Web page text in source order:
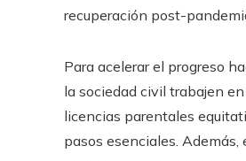
recuperación post-
Para acelerar el progreso
la sociedad civil trabajen
licencias parentales
pasos esenciales.